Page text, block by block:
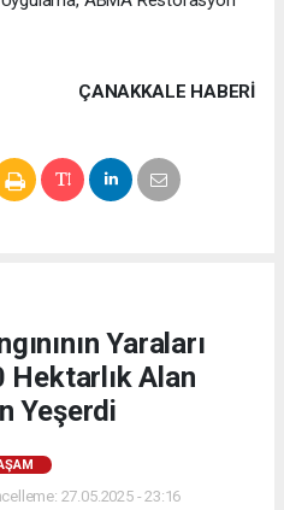
ÇANAKKALE HABERİ
Yaraları
Hektarlık Alan
Yeşerdi
27.05.2025 - 23:16